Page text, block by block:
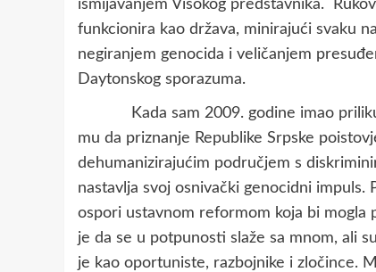
ismijavanjem Visokog predstavnika.
funkcionira kao država, minirajući svaku
negiranjem genocida i veličanjem
Daytonskog sporazuma.
Kada sam 2009. godine imao priliku
mu da priznanje Republike Srpske
dehumanizirajućim područjem s
nastavlja svoj osnivački genocidni impuls.
ospori ustavnom reformom koja bi
je da se u potpunosti slaže sa mnom, ali
je kao oportuniste, razbojnike i zločince.